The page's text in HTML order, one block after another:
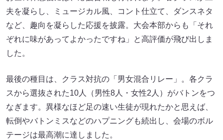
夫を凝らし、ミュージカル風、コント仕立て、ダンスネタ
など、趣向を凝らした応援を披露。大会本部からも「それ
ぞれに味があってよかったですね」と高評価が飛び出しま
した。
最後の種目は、クラス対抗の「男女混合リレー」。各クラ
スから選抜された10人（男性8人・女性2人）がバトンをつ
なぎます。異様なほど足の速い生徒が現れたかと思えば、
転倒やバトンミスなどのハプニングも続出し、会場のボル
テージは最高潮に達しました。